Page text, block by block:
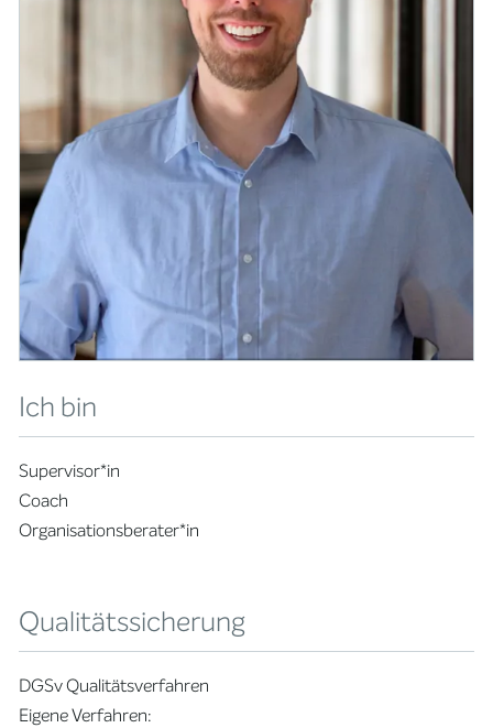
Ich bin
Supervisor*in
Coach
Organisationsberater*in
Qualitätssicherung
DGSv Qualitätsverfahren
Eigene Verfahren: